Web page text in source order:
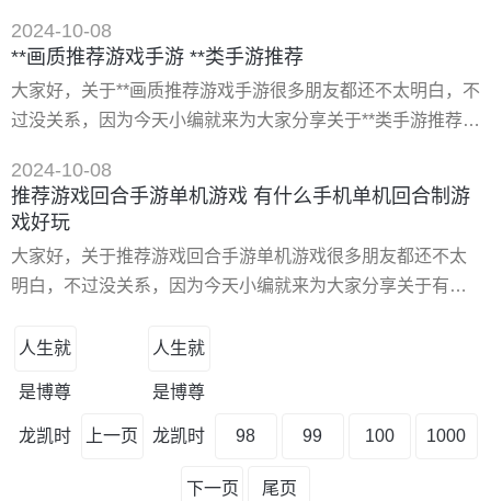
游戏推荐《百鬼夜行》《挂机吧兄弟》《传奇召唤师》《剑
与远征》《光之圣境放置次元》《闪烁之光》等。 1、《百
鬼夜行》 《百鬼夜行》是一款和风类的放置型手游，其以各
种怪谈、神话故事、传说为背景，构建出了一个妖怪横行的
2024-10-08
**画质推荐游戏手游 **类手游推荐
大家好，关于**画质推荐游戏手游很多朋友都还不太明白，不
过没关系，因为今天小编就来为大家分享关于**类手游推荐的
巧可以解决您的问题，还望关注下本站哦，希望对各位有所
帮助！ 一、十大*热门的**手游排行榜推荐 *好玩的**游戏一览
的**手游排行榜推荐 1.纸嫁衣1 2
2024-10-08
推荐游戏回合手游单机游戏 有什么手机单机回合制游
戏好玩
大家好，关于推荐游戏回合手游单机游戏很多朋友都还不太
明白，不过没关系，因为今天小编就来为大家分享关于有什
家的一些困惑和问题，如果碰巧可以解决您的问题，还望关
合制游戏好玩 回合制游戏一直是很多玩家们*喜欢玩的游戏类
型之一，除了巨头梦幻西游之外，今天为大家带来更多的是
人生就
是博尊
龙凯时 上一页
人生就
是博尊
龙凯时 98 99 100 1000
下一页 尾页